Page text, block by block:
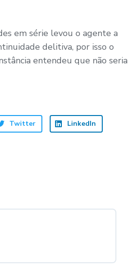
em série levou o agente a
delitiva, por isso o
entendeu que não seria
Twitter LinkedIn